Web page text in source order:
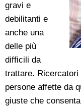
gravi e
debilitanti e
anche una
delle più
difficili da
trattare. Ricercatori
persone affette da
giuste che